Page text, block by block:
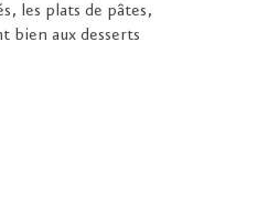
les plats de pâtes,
bien aux desserts